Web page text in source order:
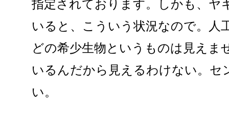
指定されております。しかも、ヤ
いると、こういう状況なので。人
どの希少生物というものは見えま
いるんだから見えるわけない。
い。